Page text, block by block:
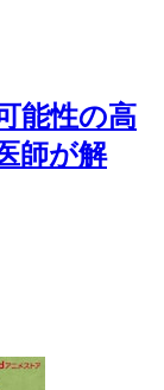
能性の高
師が解